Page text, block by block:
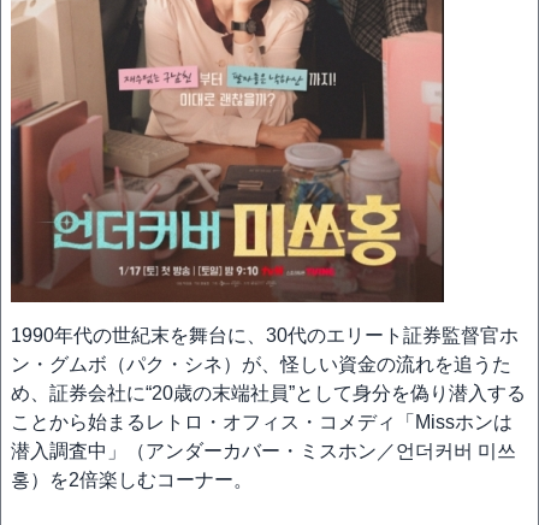
1990年代の世紀末を舞台に、30代のエリート証券監督官ホ
ン・グムボ（パク・シネ）が、怪しい資金の流れを追うた
め、証券会社に“20歳の末端社員”として身分を偽り潜入する
ことから始まるレトロ・オフィス・コメディ「Missホンは
潜入調査中」（アンダーカバー・ミスホン／언더커버 미쓰
홍）を2倍楽しむコーナー。